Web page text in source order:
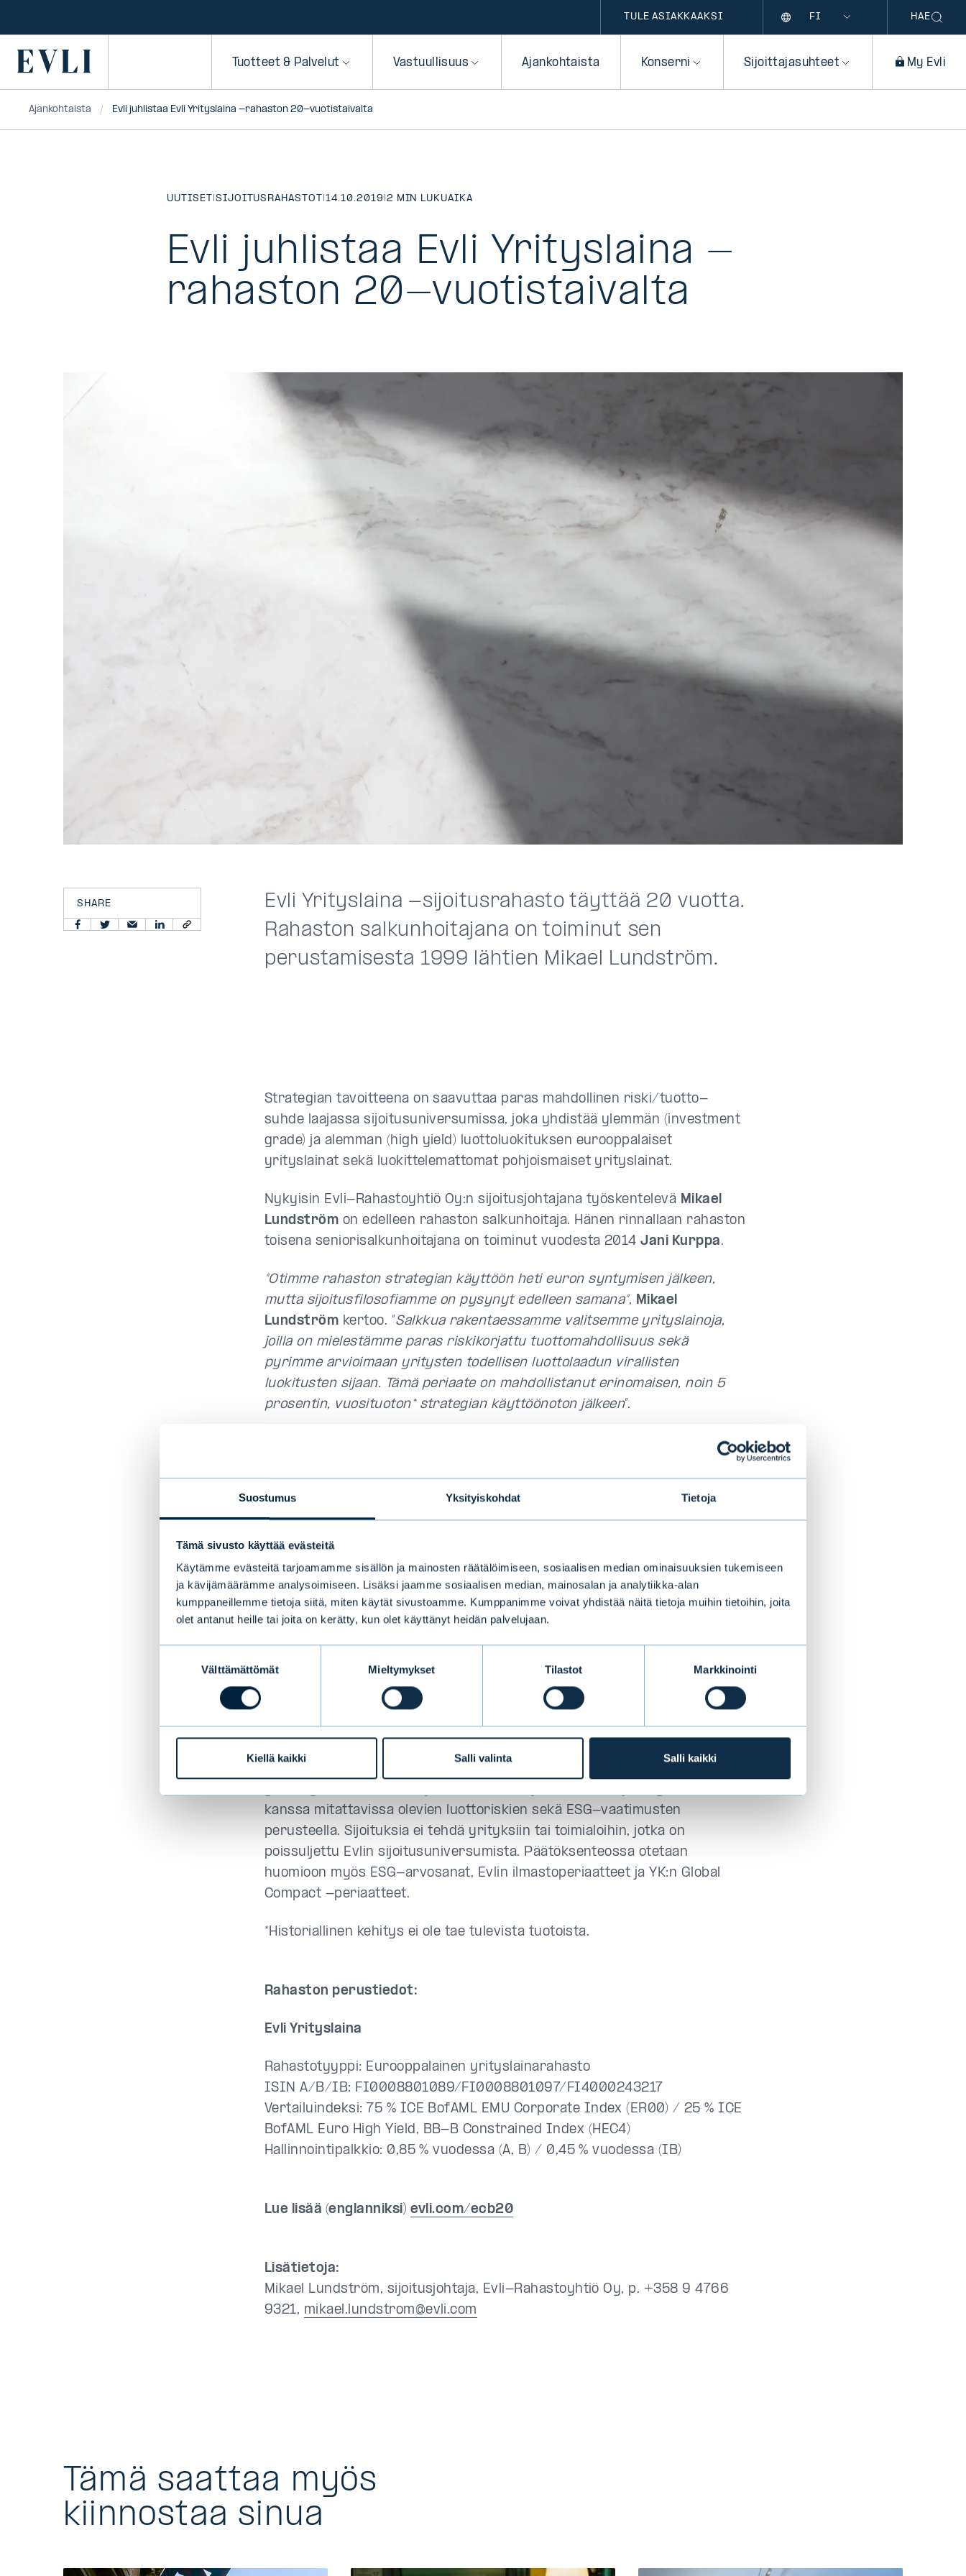
Suostumus Yksityiskohdat Tietoja
Tämä sivusto käyttää evästeitä
Käytämme evästeitä tarjoamamme sisällön ja mainosten räätälöimiseen, sosiaalisen median ominaisuuksien tukemiseen
ja kävijämäärämme analysoimiseen. Lisäksi jaamme sosiaalisen median, mainosalan ja analytiikka-alan
kumppaneillemme tietoja siitä, miten käytät sivustoamme. Kumppanimme voivat yhdistää näitä tietoja muihin tietoihin, joita
olet antanut heille tai joita on kerätty, kun olet käyttänyt heidän palvelujaan.
Välttämättömät Mieltymykset Tilastot Markkinointi
Kiellä kaikki Salli valinta Salli kaikki
TULE ASIAKKAAKSI HAE
Primary Tuotteet & Palvelut Vastuullisuus Ajankohtaista Konserni Sijoittajasuhteet My Evli
Ajankohtaista Evli juhlistaa Evli Yrityslaina -rahaston 20-vuotistaivalta
UUTISET |SIJOITUSRAHASTOT |14.10.2019 |2 MIN LUKUAIKA
Evli juhlistaa Evli Yrityslaina -
rahaston 20-vuotistaivalta
SHARE
Evli Yrityslaina -sijoitusrahasto täyttää 20 vuotta.
Rahaston salkunhoitajana on toiminut sen
perustamisesta 1999 lähtien Mikael Lundström.
Strategian tavoitteena on saavuttaa paras mahdollinen riski/tuotto-
suhde laajassa sijoitusuniversumissa, joka yhdistää ylemmän (investment
grade) ja alemman (high yield) luottoluokituksen eurooppalaiset
yrityslainat sekä luokittelemattomat pohjoismaiset yrityslainat.
Nykyisin Evli-Rahastoyhtiö Oy:n sijoitusjohtajana työskentelevä Mikael
Lundström on edelleen rahaston salkunhoitaja. Hänen rinnallaan rahaston
toisena seniorisalkunhoitajana on toiminut vuodesta 2014Jani Kurppa.
“Otimme rahaston strategian käyttöön heti euron syntymisen jälkeen,
mutta sijoitusfilosofiamme on pysynyt edelleen samana”, Mikael
Lundström kertoo. “Salkkua rakentaessamme valitsemme yrityslainoja,
joilla on mielestämme paras riskikorjattu tuottomahdollisuus sekä
pyrimme arvioimaan yritysten todellisen luottolaadun virallisten
luokitusten sijaan. Tämä periaate on mahdollistanut erinomaisen, noin 5
prosentin, vuosituoton* strategian käyttöönoton jälkeen”.
duraatiota aktiivisesti.
"Ylemmän luottoluokituksen (investment grade A–AAA) ja alemman
luottoluokituksen (high yield B) yrityslainojen välissä sijaitsevat BBB- ja
BB-luottoluokituksen lainat muodostavat niin sanotun crossover-alueen,
joka tarjoaa houkuttelevaa tuottoa matalan ja korkean riskin
välimaastossa. Erittäin kiinnostavat luokittelemattomat pohjoismaiset
yrityslainat tuovat salkkuun lisää hajautusta, sillä niiden korrelaatio
ylemmän ja alemman luottoluokituksen eurooppalaisiin yrityslainoihin on
Mikael Lundström
Ympäristöön, yhteiskuntaan ja hyvään hallintotapaan liittyvät ESG-
kanssa mitattavissa olevien luottoriskien sekä ESG-vaatimusten
perusteella. Sijoituksia ei tehdä yrityksiin tai toimialoihin, jotka on
poissuljettu Evlin sijoitusuniversumista. Päätöksenteossa otetaan
huomioon myös ESG-arvosanat, Evlin ilmastoperiaatteet ja YK:n Global
Compact -periaatteet.
*Historiallinen kehitys ei ole tae tulevista tuotoista.
Rahaston perustiedot:
Evli Yrityslaina
Rahastotyyppi: Eurooppalainen yrityslainarahasto
ISIN A/B/IB: FI0008801089/FI0008801097/FI4000243217
Vertailuindeksi: 75 % ICE BofAML EMU Corporate Index (ER00) / 25 % ICE
BofAML Euro High Yield, BB-B Constrained Index (HEC4)
Hallinnointipalkkio: 0,85 % vuodessa (A, B) / 0,45 % vuodessa (IB)
Lue lisää (englanniksi) evli.com/ecb20
Lisätietoja:
Mikael Lundström, sijoitusjohtaja, Evli-Rahastoyhtiö Oy, p. +358 9 4766
9321, mikael.lundstrom@evli.com
Tämä saattaa myös
kiinnostaa sinua